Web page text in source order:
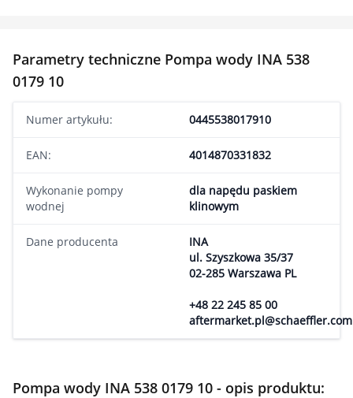
Parametry techniczne Pompa wody INA 538
0179 10
Numer artykułu: 0445538017910
EAN: 4014870331832
Wykonanie pompy
wodnej
dla napędu paskiem
klinowym
Dane producenta
INA
ul. Szyszkowa 35/37
02-285 Warszawa PL
+48 22 245 85 00
aftermarket.pl@schaeffler.com
Pompa wody INA 538 0179 10 - opis produktu: